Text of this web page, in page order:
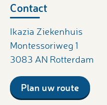
Contact
Ikazia Ziekenhuis
Montessoriweg 1
3083 AN Rotterdam
Plan uw route